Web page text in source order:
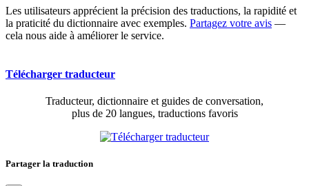
Les utilisateurs apprécient la précision des traductions, la rapidité et
la praticité du dictionnaire avec exemples. Partagez votre avis —
cela nous aide à améliorer le service.
Télécharger traducteur
Traducteur, dictionnaire et guides de conversation,
plus de 20 langues, traductions favoris
Partager la traduction